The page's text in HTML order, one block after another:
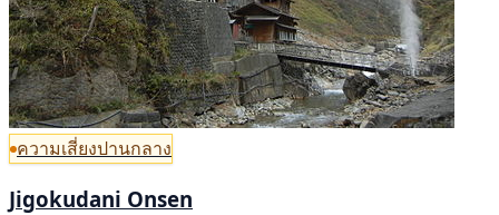
ความเสี่ยงปานกลาง
Jigokudani Onsen